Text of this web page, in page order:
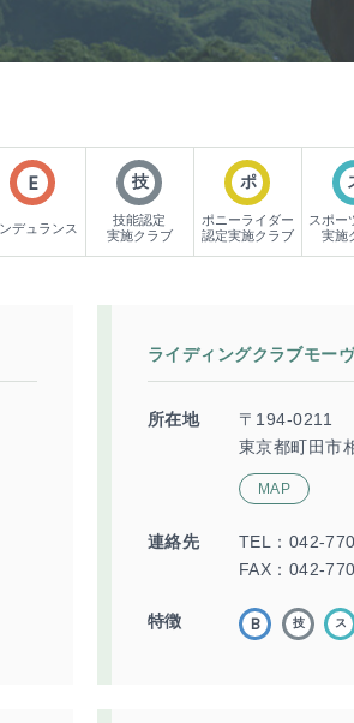
デュランス
技能認定
実施クラブ
ポニーライダー
認定実施クラブ
スポー
実施
ライディングクラブモー
所在地
〒194-0211
東京都町田市
MAP
連絡先 TEL： 042-
FAX：042-
特徴